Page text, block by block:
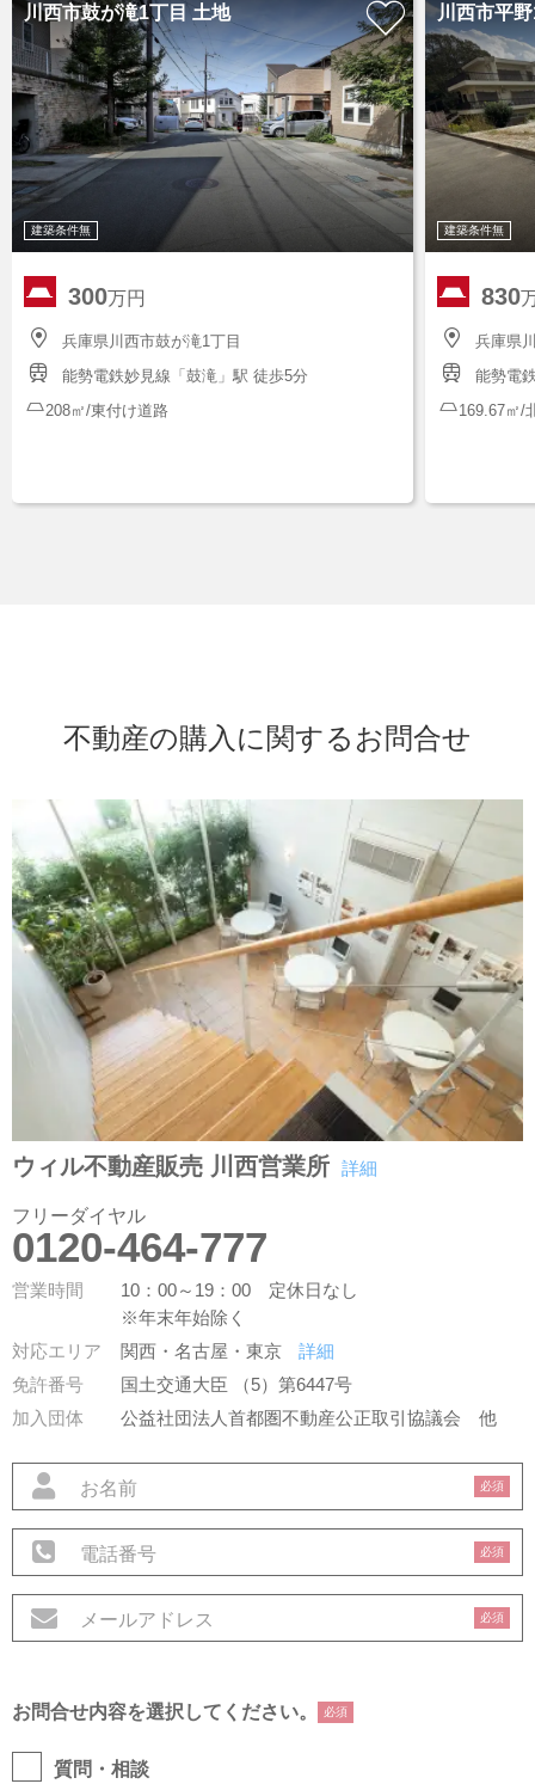
川西市鼓が滝1丁目 土地
建築条件無
300万円
兵庫県川西市鼓が滝1丁目
能勢電鉄妙見線「鼓滝」駅 徒歩5分
208㎡/東付け道路
川西市平
建築条件無
830
兵庫県
能勢電
169.67㎡/
不動産の購入に関するお問合せ
ウィル不動産販売 川西営業所 詳細
フリーダイヤル
0120-464-777
営業時間
10：00～19：00 定休日なし
※年末年始除く
対応エリア
関西・名古屋・東京
詳細
免許番号
国土交通大臣 （5）第6447号
加入団体
公益社団法人首都圏不動産公正取引協議会他
必須
必須
必須
お問合せ内容を選択してください。 必須
質問・相談